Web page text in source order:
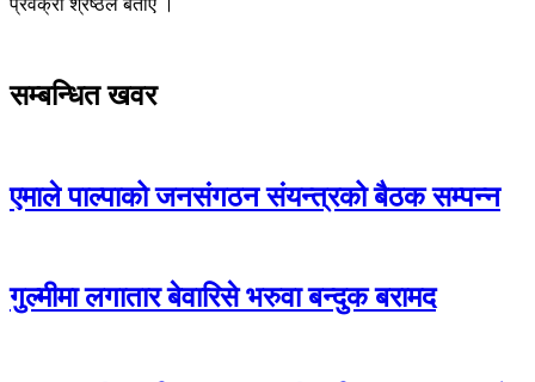
सम्बन्धित खवर
एमाले पाल्पाको जनसंगठन संयन्त्रको बैठक सम्पन्न
गुल्मीमा लगातार बेवारिसे भरुवा बन्दुक बरामद